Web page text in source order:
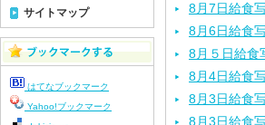
8月7日給食
8月6日給食
8月５日給食
8月4日給食
8月3日給食
8月3日給食
サイトマップ
はてなブックマーク
Yahoo!ブックマーク